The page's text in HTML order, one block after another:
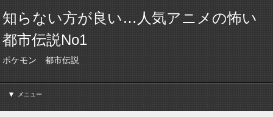
知らない方が良い…人気アニメの怖い
都市伝説No1
ポケモン 都市伝説
メニュー